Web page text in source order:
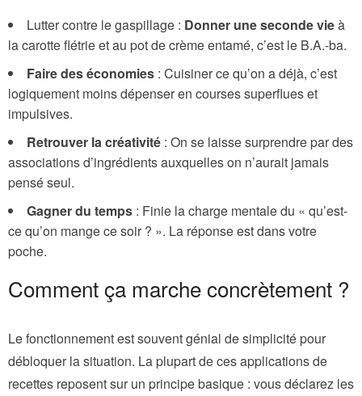
Lutter contre le gaspillage : Donner une seconde vieà
la carotte flétrie et au pot de crème entamé, c’est le B.A.-ba.
Faire des économies : Cuisiner ce qu’on a déjà, c’est
logiquement moins dépenser en courses superflues et
impulsives.
Retrouver la créativité : On se laisse surprendre par des
associations d’ingrédients auxquelles on n’aurait jamais
pensé seul.
Gagner du temps : Finie la charge mentale du « qu’est-
ce qu’on mange ce soir ? ». La réponse est dans votre
poche.
Comment ça marche concrètement ?
Le fonctionnement est souvent génial de simplicité pour
débloquer la situation. La plupart de ces applications de
recettes reposent sur un principe basique : vous déclarez les